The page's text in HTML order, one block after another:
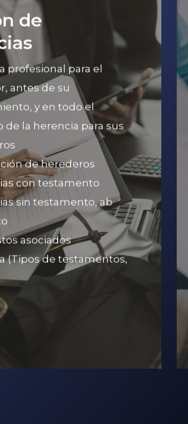
de
profesional para el
antes de su
y en todo el
de la herencia para sus
de herederos
con testamento
sin testamento, ab
asociados
(Tipos de testamentos,